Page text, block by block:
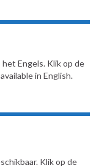
het Engels. Klik op de
in English.
Klik op de